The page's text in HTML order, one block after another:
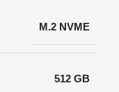
M.2 NVME
512 GB